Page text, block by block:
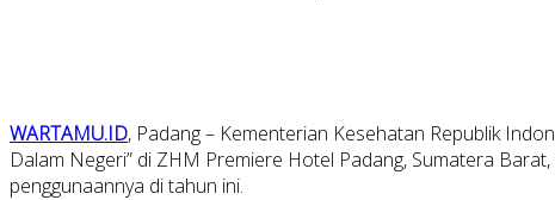
WARTAMU.ID, Padang – Kementerian Kesehatan Republik
Dalam Negeri” di ZHM Premiere Hotel Padang, Sumatera
penggunaannya di tahun ini.